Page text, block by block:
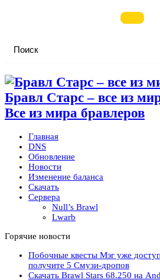
Бравл Старс – все из
Все из мира бравлеров
Главная
DNS
Обновление
Новости
Изменение баланса
Скачать
Сервера
Null’s Brawl
Lwarb
Горячие новости
Побочные квесты Мэг уже
получите 5 Смузи-дропов
Скачать Brawl Stars 68.250 на